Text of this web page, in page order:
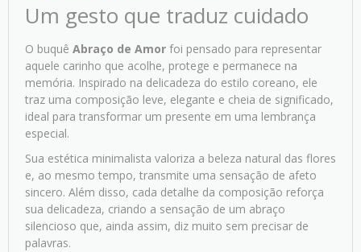
Um gesto que traduz cuidado
O buquê Abraço de Amor foi pensado para representar
aquele carinho que acolhe, protege e permanece na
memória. Inspirado na delicadeza do estilo coreano, ele
traz uma composição leve, elegante e cheia de significado,
ideal para transformar um presente em uma lembrança
especial.
Sua estética minimalista valoriza a beleza natural das flores
e, ao mesmo tempo, transmite uma sensação de afeto
sincero. Além disso, cada detalhe da composição reforça
sua delicadeza, criando a sensação de um abraço
silencioso que, ainda assim, diz muito sem precisar de
palavras.